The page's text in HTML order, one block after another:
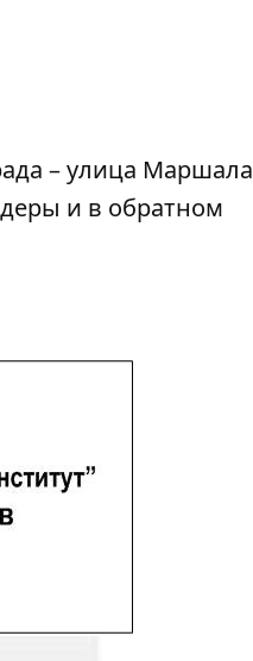
– улица Маршала
и в обратном